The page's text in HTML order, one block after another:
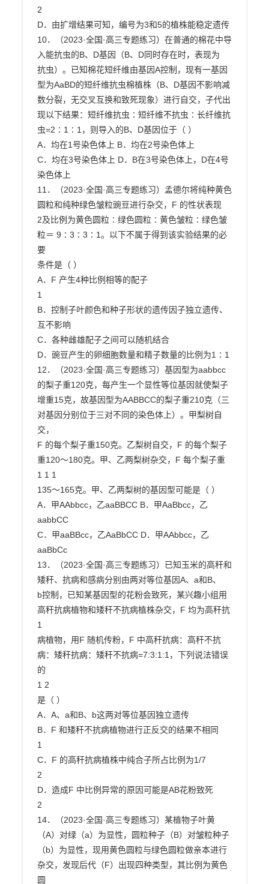
2
D．由扩增结果可知，编号为3和5的植株能稳定遗传
10．（2023·全国·高三专题练习）在普通的棉花中导
入能抗虫的B、D基因（B、D同时存在时，表现为
抗虫）。已知棉花短纤维由基因A控制，现有一基因
型为AaBD的短纤维抗虫棉植株（B、D基因不影响减
数分裂，无交叉互换和致死现象）进行自交，子代出
现以下结果：短纤维抗虫∶短纤维不抗虫∶长纤维抗
虫=2∶1∶1，则导入的B、D基因位于（ ）
A．均在1号染色体上 B．均在2号染色体上
C．均在3号染色体上 D．B在3号染色体上，D在4号
染色体上
11．（2023·全国·高三专题练习）孟德尔将纯种黄色
圆粒和纯种绿色皱粒豌豆进行杂交，F 的性状表现
2及比例为黄色圆粒∶绿色圆粒∶黄色皱粒∶绿色皱
粒＝ 9∶3∶3∶1。以下不属于得到该实验结果的必
要
条件是（ ）
A．F 产生4种比例相等的配子
1
B．控制子叶颜色和种子形状的遗传因子独立遗传、
互不影响
C．各种雌雄配子之间可以随机结合
D．豌豆产生的卵细胞数量和精子数量的比例为1∶1
12．（2023·全国·高三专题练习）基因型为aabbcc
的梨子重120克，每产生一个显性等位基因就使梨子
增重15克，故基因型为AABBCC的梨子重210克（三
对基因分别位于三对不同的染色体上）。甲梨树自
交，
F 的每个梨子重150克。乙梨树自交，F 的每个梨子
重120～180克。甲、乙两梨树杂交，F 每个梨子重
1 1 1
135～165克。甲、乙两梨树的基因型可能是（ ）
A．甲AAbbcc，乙aaBBCC B．甲AaBbcc，乙
aabbCC
C．甲aaBBcc，乙AaBbCC D．甲AAbbcc，乙
aaBbCc
13．（2023·全国·高三专题练习）已知玉米的高秆和
矮秆、抗病和感病分别由两对等位基因A、a和B、
b控制，已知某基因型的花粉会致死，某兴趣小组用
高秆抗病植物和矮秆不抗病植株杂交，F 均为高秆抗
1
病植物，用F 随机传粉，F 中高秆抗病：高秆不抗
病：矮秆抗病：矮秆不抗病=7:3:1:1，下列说法错误
的
1 2
是（ ）
A．A、a和B、b这两对等位基因独立遗传
B．F 和矮秆不抗病植物进行正反交的结果不相同
1
C．F 的高秆抗病植株中纯合子所占比例为1/7
2
D．造成F 中比例异常的原因可能是AB花粉致死
2
14．（2023·全国·高三专题练习）某植物子叶黄
（A）对绿（a）为显性，圆粒种子（B）对皱粒种子
（b）为显性，现用黄色圆粒与绿色圆粒做亲本进行
杂交，发现后代（F）出现四种类型，其比例为黄色
圆